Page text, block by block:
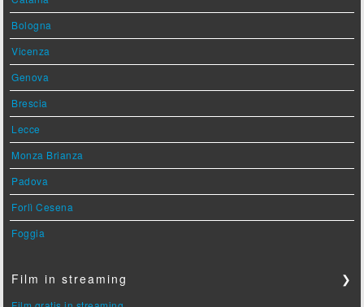
Bologna
Vicenza
Genova
Brescia
Lecce
Monza Brianza
Padova
Forlì Cesena
Foggia
Film in streaming ❯